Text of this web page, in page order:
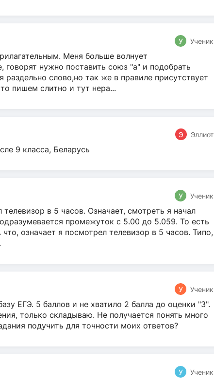
У Ученик
Меня больше волнует
говорят нужно поставить союз "а" и подобрать
раздельно слово,но так же в правиле присутствует
пишем слитно и тут нера...
Э Эллиот
9 класса, Беларусь
У Ученик
в 5 часов. Означает, смотреть я начал
промежуток с 5.00 до 5.059. То есть
означает я посмотрел телевизор в 5 часов. Типо,
У Ученик
ЕГЭ. 5 баллов и не хватило 2 балла до оценки "3".
только складываю. Не получается понять много
подучить для точности моих ответов?
У Ученик